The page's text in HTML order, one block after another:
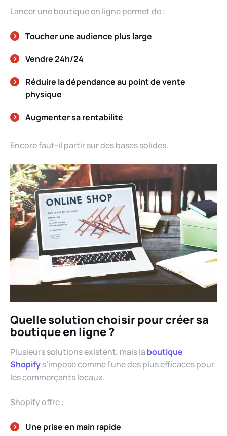
Lancer une boutique en ligne permet de :
Toucher une audience plus large
Vendre 24h/24
Réduire la dépendance au point de vente
physique
Augmenter sa rentabilité
Encore faut-il partir sur des bases solides.
Quelle solution choisir pour créer sa
boutique en ligne ?
Plusieurs solutions existent, mais la boutique
Shopifys’impose comme l’une des plus efficaces pour
les commerçants locaux.
Shopify offre :
Une prise en main rapide